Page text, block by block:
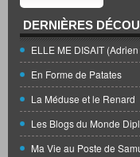
DERNIÈRES
ELLE ME DISAIT
En Forme de Patates
La Méduse et le Renard
Les Blogs du Monde
Ma Vie au Poste de